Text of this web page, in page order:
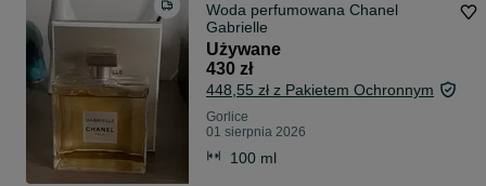
Woda perfumowana Chanel
Gabrielle
Używane
430 zł
448,55 zł z Pakietem Ochronnym
Gorlice
01 sierpnia 2026
100 ml